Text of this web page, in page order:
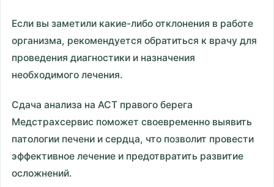
Если вы заметили какие-либо отклонения в работе
организма, рекомендуется обратиться к врачу для
проведения диагностики и назначения
необходимого лечения.
Сдача анализа на АСТ правого берега
Медстрахсервис поможет своевременно выявить
патологии печени и сердца, что позволит провести
эффективное лечение и предотвратить развитие
осложнений.